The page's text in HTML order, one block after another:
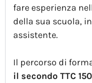
fare esperienza
della sua scuola,
assistente.
Il percorso di
il secondo TTC